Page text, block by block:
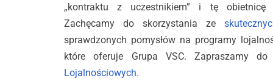
„kontraktu z uczestnikiem” i tę obietnicę
Zachęcamy do skorzystania ze
sprawdzonych pomysłów na programy
które oferuje Grupa VSC. Zapraszamy
Lojalnościowych.